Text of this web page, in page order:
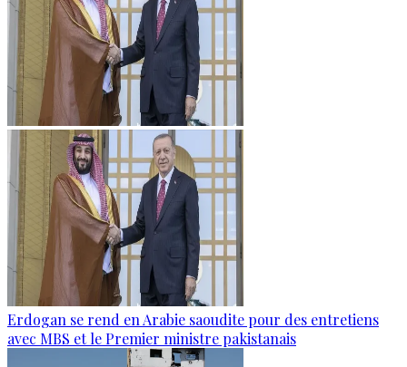
Erdogan se rend en Arabie saoudite pour des entretiens
avec MBS et le Premier ministre pakistanais